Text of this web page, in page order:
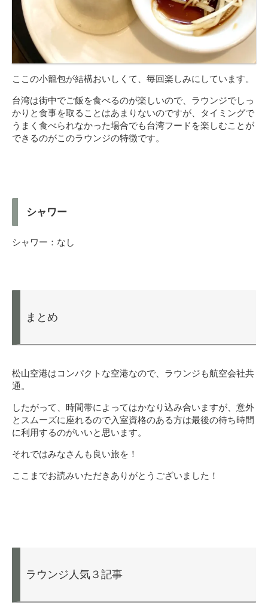
ここの小籠包が結構おいしくて、毎回楽しみにしています。
台湾は街中でご飯を食べるのが楽しいので、ラウンジでしっ
かりと食事を取ることはあまりないのですが、タイミングで
うまく食べられなかった場合でも台湾フードを楽しむことが
できるのがこのラウンジの特徴です。
シャワー
シャワー：なし
まとめ
松山空港はコンパクトな空港なので、ラウンジも航空会社共
通。
したがって、時間帯によってはかなり込み合いますが、意外
とスムーズに座れるので入室資格のある方は最後の待ち時間
に利用するのがいいと思います。
それではみなさんも良い旅を！
ここまでお読みいただきありがとうございました！
ラウンジ人気３記事